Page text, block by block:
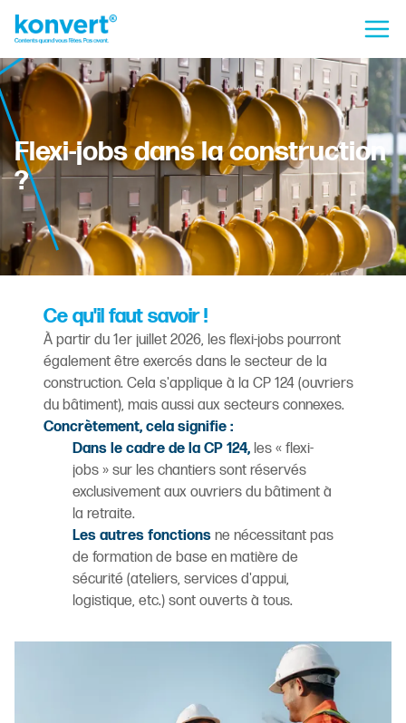
Flexi-jobs dans la construction
?
Ce qu'il faut savoir !
À partir du 1er juillet 2026, les flexi-jobs pourront
également être exercés dans le secteur de la
construction. Cela s'applique à la CP 124 (ouvriers
du bâtiment), mais aussi aux secteurs connexes.
Concrètement, cela signifie :
Dans le cadre de la CP 124, les « flexi-
jobs » sur les chantiers sont réservés
exclusivement aux ouvriers du bâtiment à
la retraite.
Les autres fonctions ne nécessitant pas
de formation de base en matière de
sécurité (ateliers, services d'appui,
logistique, etc.) sont ouverts à tous.